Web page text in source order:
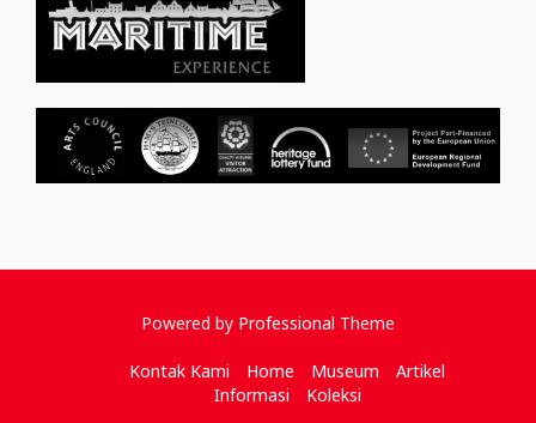
Powered by Professional Theme
Kontak Kami Home Museum
Artikel
Informasi
Koleksi